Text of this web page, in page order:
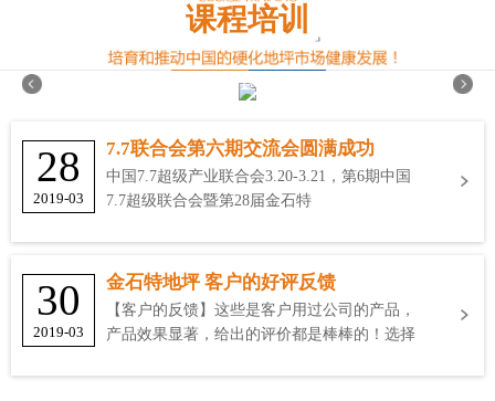
课程培训
28
2019-03
7.7联合会第六期交流会圆满成功
中国7.7超级产业联合会3.20-3.21，第6期中国
7.7超级联合会暨第28届金石特
30
2019-03
金石特地坪 客户的好评反馈
【客户的反馈】这些是客户用过公司的产品，
产品效果显著，给出的评价都是棒棒的！选择